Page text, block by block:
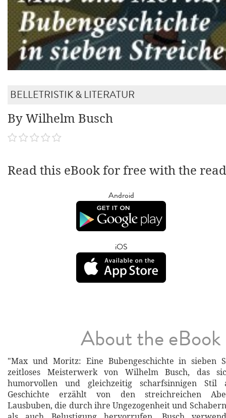
BELLETRISTIK & LITERATUR
By Wilhelm Busch
Read this eBook for free with the
Android
iOS
About the eBook
"Max und Moritz: Eine Bubengeschichte in sieben
zeitloses Meisterwerk von Wilhelm Busch, das
humorvollen und gleichzeitig scharfsinnigen Stil
Geschichte erzählt von den streichreichen
Lausbuben, die durch ihre Ungezogenheit und